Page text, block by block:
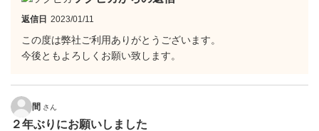
返信日 2023/01/11
この度は弊社ご利用ありがとうございます。
今後ともよろしくお願い致します。
間 さん
２年ぶりにお願いしました